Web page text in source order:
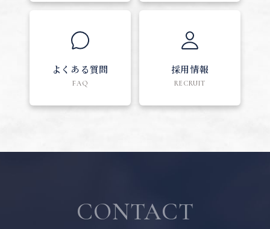
よくある質問
FAQ
採用情報
RECRUIT
CONTACT